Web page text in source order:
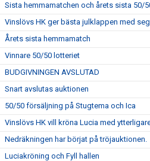
Sista hemmamatchen och årets sista 50/
Vinslövs HK ger bästa julklappen med
Årets sista hemmamatch
Vinnare 50/50 lotteriet
BUDGIVNINGEN AVSLUTAD
Snart avslutas auktionen
50/50 försäljning på Stugtema och Ica
Vinslövs HK vill kröna Lucia med
Nedräkningen har börjat på tröjauktionen.
Luciakröning och Fyll hallen